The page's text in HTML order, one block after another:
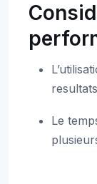
Le